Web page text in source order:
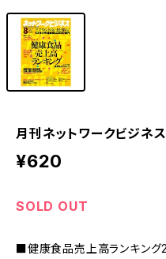
月刊ネットワークビジネ
¥620
SOLD OUT
■健康食品売上高ランキン